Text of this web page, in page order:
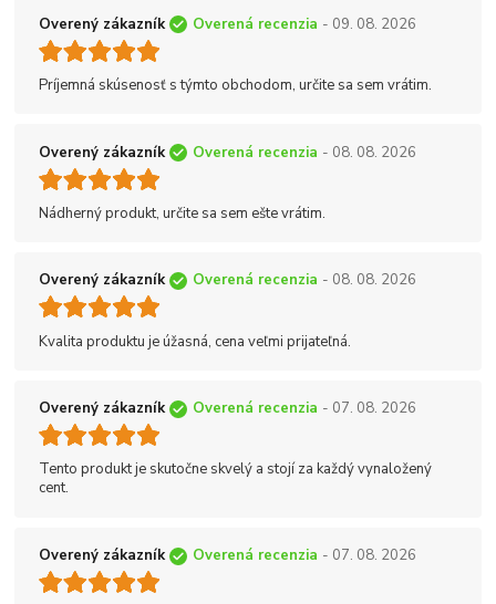
Overený zákazník Overená recenzia - 09. 08. 2026
Príjemná skúsenosť s týmto obchodom, určite sa sem vrátim.
Overený zákazník Overená recenzia - 08. 08. 2026
Nádherný produkt, určite sa sem ešte vrátim.
Overený zákazník Overená recenzia - 08. 08. 2026
Kvalita produktu je úžasná, cena veľmi prijateľná.
Overený zákazník Overená recenzia - 07. 08. 2026
Tento produkt je skutočne skvelý a stojí za každý vynaložený
cent.
Overený zákazník Overená recenzia - 07. 08. 2026